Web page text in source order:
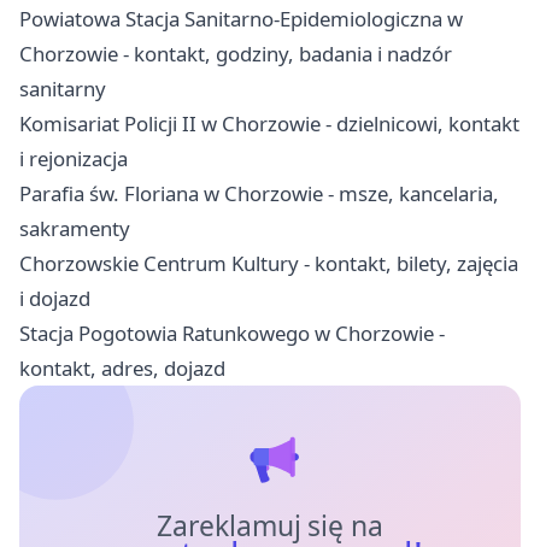
Powiatowa Stacja Sanitarno-Epidemiologiczna w
Chorzowie - kontakt, godziny, badania i nadzór
sanitarny
Komisariat Policji II w Chorzowie - dzielnicowi, kontakt
i rejonizacja
Parafia św. Floriana w Chorzowie - msze, kancelaria,
sakramenty
Chorzowskie Centrum Kultury - kontakt, bilety, zajęcia
i dojazd
Stacja Pogotowia Ratunkowego w Chorzowie -
kontakt, adres, dojazd
Zareklamuj się na